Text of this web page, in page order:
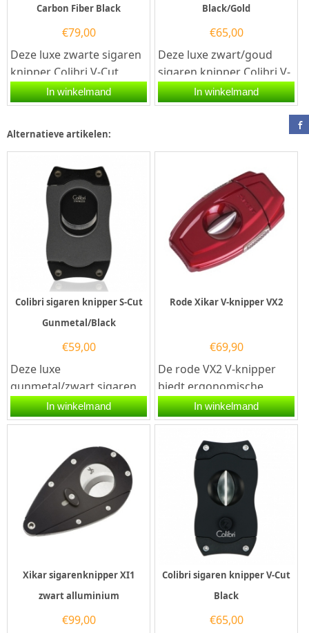
Carbon Fiber Black
€79,00
Deze luxe zwarte sigaren
knipper Colibri V-Cut
Carbon Fiber Black is
voorzien van twee...
In winkelmand
Black/Gold
€65,00
Deze luxe zwart/goud
sigaren knipper Colibri V-
Cut Black is voorzien van
twee snijmessen van...
In winkelmand
Alternatieve artikelen:
Colibri sigaren knipper S-Cut
Gunmetal/Black
€59,00
Deze luxe
gunmetal/zwart sigaren
knipper Colibri S-Cut is
voorzien van twee
In winkelmand
Rode Xikar V-knipper VX2
€69,90
De rode VX2 V-knipper
biedt ergonomische
bediening met één hand
en maakt gebruik van...
In winkelmand
Xikar sigarenknipper XI1
zwart alluminium
€99,00
Colibri sigaren knipper V-Cut
Black
€65,00